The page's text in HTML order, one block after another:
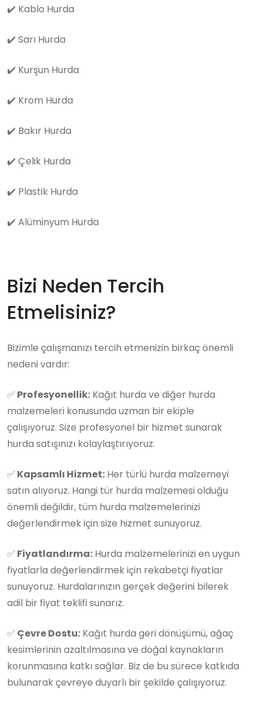
✔️ Kablo Hurda
✔️ Sarı Hurda
✔️ Kurşun Hurda
✔️ Krom Hurda
✔️ Bakır Hurda
✔️ Çelik Hurda
✔️ Plastik Hurda
✔️ Alüminyum Hurda
Bizi Neden Tercih
Etmelisiniz?
Bizimle çalışmanızı tercih etmenizin birkaç önemli
nedeni vardır:
✅ Profesyonellik: Kağıt hurda ve diğer hurda
malzemeleri konusunda uzman bir ekiple
çalışıyoruz. Size profesyonel bir hizmet sunarak
hurda satışınızı kolaylaştırıyoruz.
✅ Kapsamlı Hizmet: Her türlü hurda malzemeyi
satın alıyoruz. Hangi tür hurda malzemesi olduğu
önemli değildir, tüm hurda malzemelerinizi
değerlendirmek için size hizmet sunuyoruz.
✅ Fiyatlandırma: Hurda malzemelerinizi en uygun
fiyatlarla değerlendirmek için rekabetçi fiyatlar
sunuyoruz. Hurdalarınızın gerçek değerini bilerek
adil bir fiyat teklifi sunarız.
✅ Çevre Dostu: Kağıt hurda geri dönüşümü, ağaç
kesimlerinin azaltılmasına ve doğal kaynakların
korunmasına katkı sağlar. Biz de bu sürece katkıda
bulunarak çevreye duyarlı bir şekilde çalışıyoruz.